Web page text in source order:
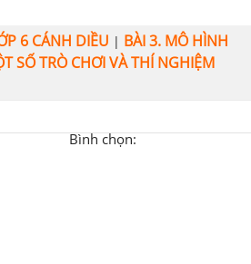
6 CÁNH DIỀU | BÀI 3. MÔ HÌNH
SỐ TRÒ CHƠI VÀ THÍ NGHIỆM
Bình chọn: